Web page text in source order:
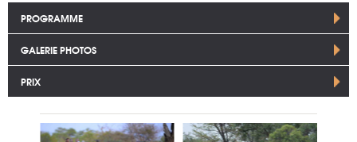
PROGRAMME
GALERIE PHOTOS
PRIX